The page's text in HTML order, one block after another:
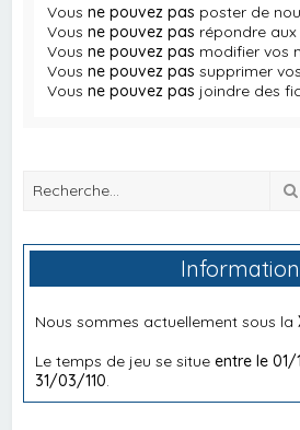
Vousne pouvez pas poster de
Vousne pouvez pas répondre aux
Vousne pouvez pas modifier vos
Vousne pouvez pas supprimer
Vousne pouvez pas joindre des
Nous sommes actuellement sous la
Le temps de jeu se situeentre le
31/03/110